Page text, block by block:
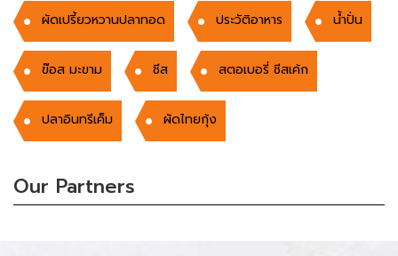
ผัดเปรี้ยวหวานปลาทอด ประวัติอาหาร นํ้าปั่น
ฃ๊อส มะขาม ชีส สตอเบอรี่ ชีสเค้ก
ปลาอินทรีเค็ม ผัดไทยกุ้ง
Our Partners